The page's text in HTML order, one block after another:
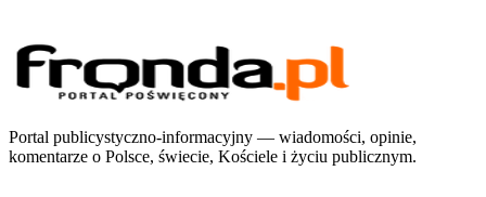
Portal publicystyczno-informacyjny — wiadomości, opinie,
komentarze o Polsce, świecie, Kościele i życiu publicznym.